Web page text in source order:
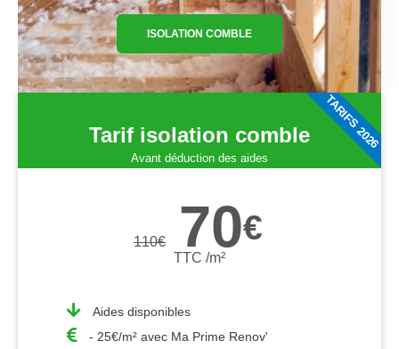
ISOLATION COMBLE
Tarif isolation comble
Avant déduction des aides
110€ 70€
TTC /m²
Aides disponibles
- 25€/m² avec Ma Prime Renov'
TARIFS 2026